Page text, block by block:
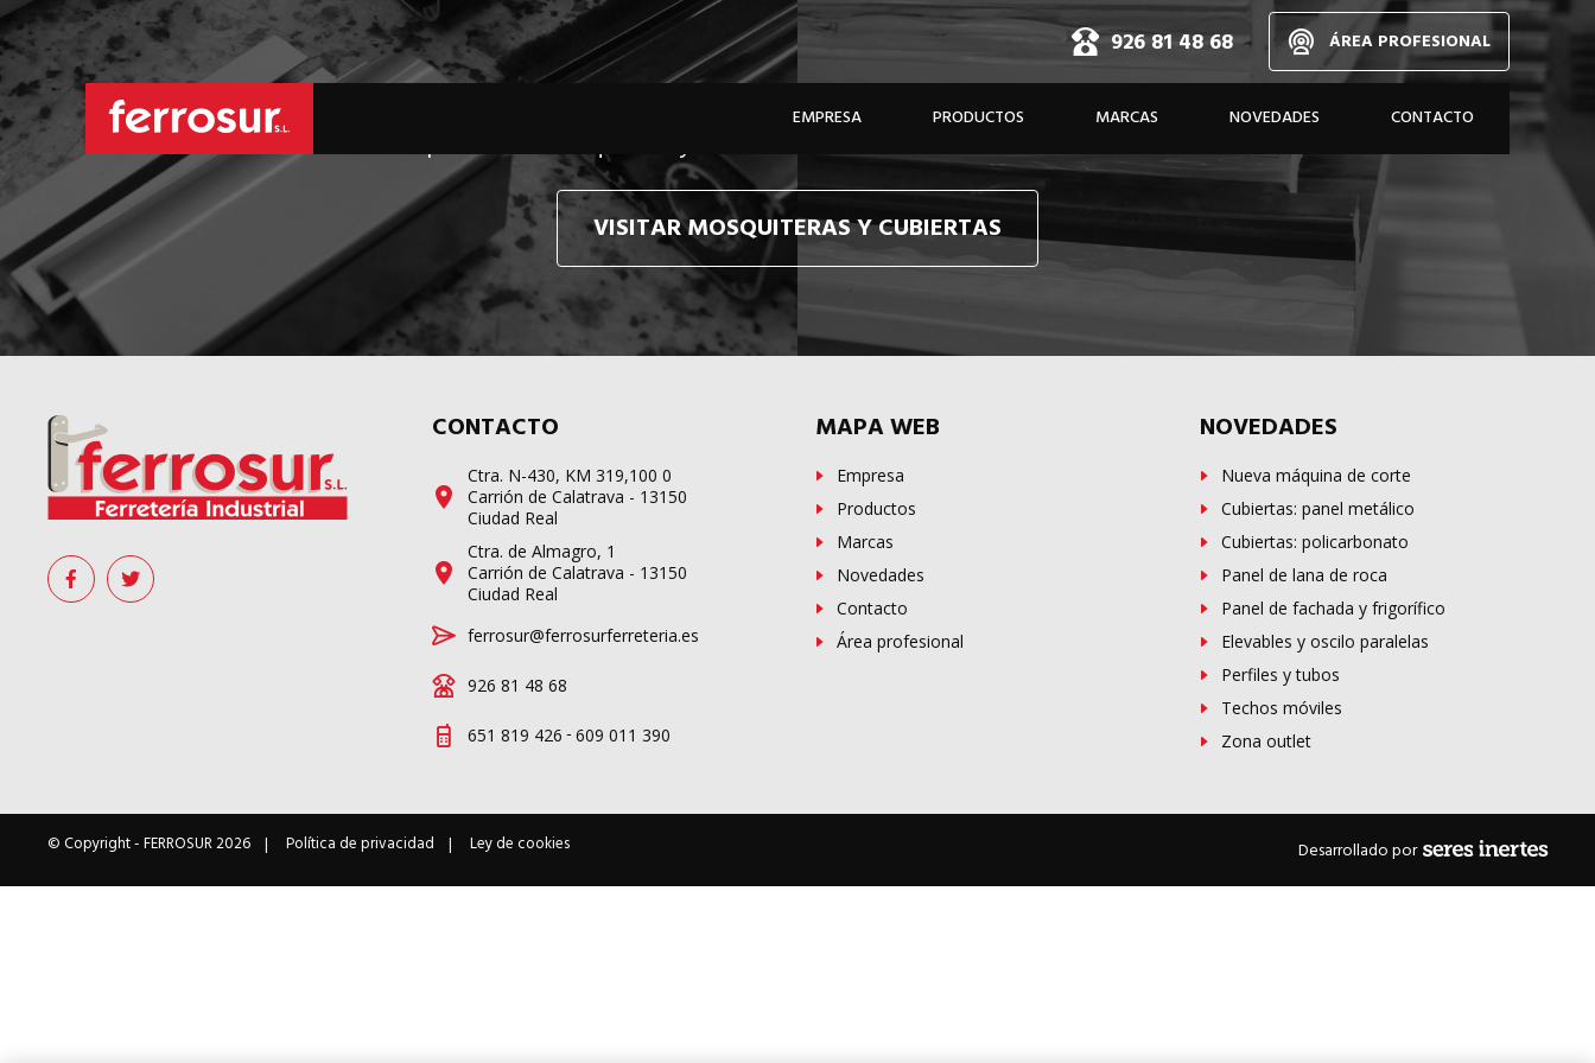
926 81 48 68 ÁREA PROFESIONAL
EMPRESA PRODUCTOS MARCAS NOVEDADES CONTACTO
Le hacemos llegar, allí donde esté, y en tiempo récord,
sus pedidos de mosquiteras y sistemas de cubiertas confeccionadosA MEDIDA
VISITAR MOSQUITERAS Y CUBIERTAS
CONTACTO
Ctra. N-430, KM 319,100 0
Carrión de Calatrava - 13150
Ciudad Real
Ctra. de Almagro, 1
Carrión de Calatrava - 13150
Ciudad Real
ferrosur@ferrosurferreteria.es
926 81 48 68
651 819 426 - 609 011 390
MAPA WEB
Empresa
Productos
Marcas
Novedades
Contacto
Área profesional
NOVEDADES
Nueva máquina de corte
Cubiertas: panel metálico
Cubiertas: policarbonato
Panel de lana de roca
Panel de fachada y frigorífico
Elevables y oscilo paralelas
Perfiles y tubos
Techos móviles
Zona outlet
© Copyright -FERROSUR2026 Política de privacidad Ley de cookies Desarrollado por